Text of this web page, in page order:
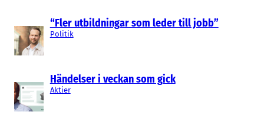
“Fler utbildningar som leder till jobb”
Politik
Händelser i veckan som gick
Aktier